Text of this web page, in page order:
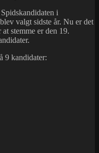
i
valgt sidste år. Nu er det
stemme er den 19.
9 kandidater: